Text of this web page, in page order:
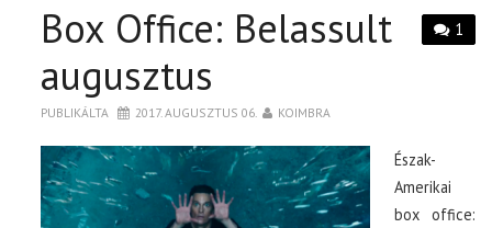
1
Box Office: Belassult
augusztus
PUBLIKÁLTA 2017. AUGUSZTUS 06. KOIMBRA
Észak-
Amerikai
box office: